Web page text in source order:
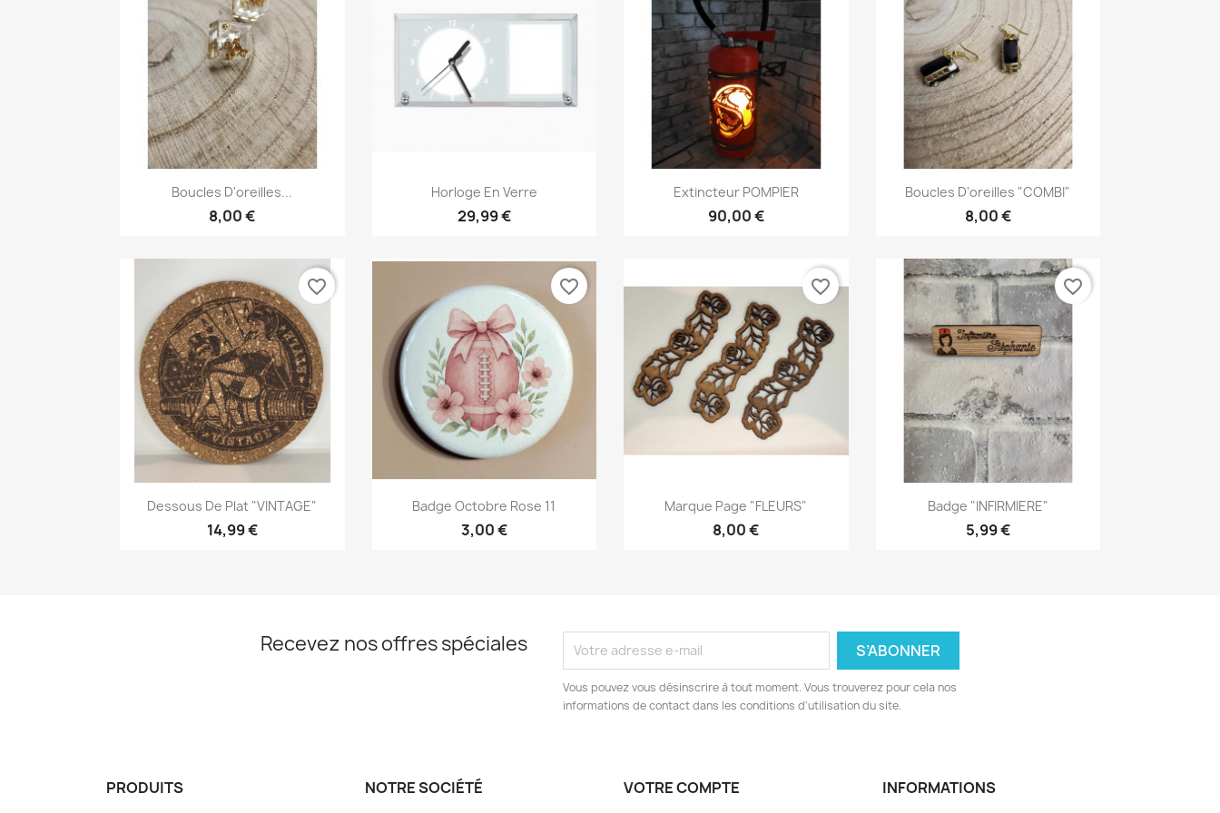
Aperçu rapide
Boucles D'oreilles...
8,00 €
Aperçu rapide
Horloge En Verre
29,99 €
Aperçu rapide
Extincteur POMPIER
90,00 €
Aperçu rapide
Boucles D'oreilles "COMBI"
8,00 €
Aperçu rapide
Dessous De Plat "VINTAGE"
14,99 €
favorite_border
Aperçu rapide
Badge Octobre Rose 11
3,00 €
favorite_border
Aperçu rapide
Marque Page "FLEURS"
8,00 €
favorite_border
Aperçu rapide
Badge "INFIRMIERE"
5,99 €
favorite_border
Recevez nos offres spéciales
Vous pouvez vous désinscrire à tout moment. Vous trouverez pour cela nos
informations de contact dans les conditions d'utilisation du site.
PRODUITS NOTRE SOCIÉTÉ VOTRE COMPTE INFORMATIONS